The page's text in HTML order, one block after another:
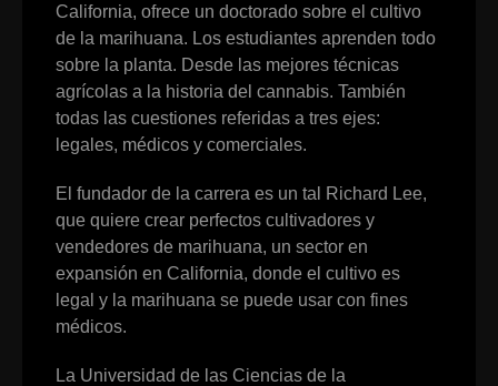
California, ofrece un doctorado sobre el cultivo
de la marihuana. Los estudiantes aprenden todo
sobre la planta. Desde las mejores técnicas
agrícolas a la historia del cannabis. También
todas las cuestiones referidas a tres ejes:
legales, médicos y comerciales.
El fundador de la carrera es un tal Richard Lee,
que quiere crear perfectos cultivadores y
vendedores de marihuana, un sector en
expansión en California, donde el cultivo es
legal y la marihuana se puede usar con fines
médicos.
La Universidad de las Ciencias de la